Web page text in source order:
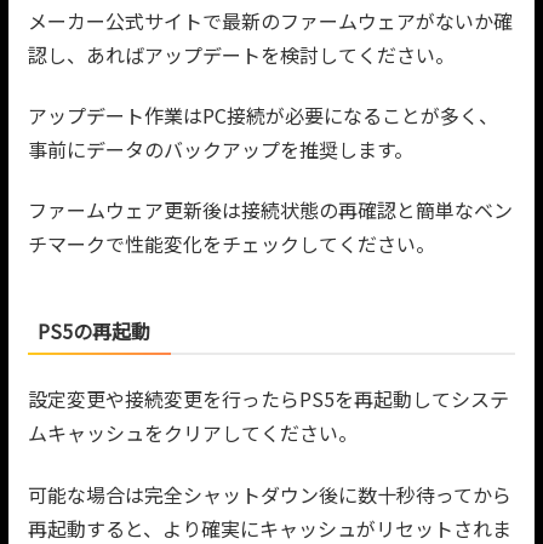
メーカー公式サイトで最新のファームウェアがないか確
認し、あればアップデートを検討してください。
アップデート作業はPC接続が必要になることが多く、
事前にデータのバックアップを推奨します。
ファームウェア更新後は接続状態の再確認と簡単なベン
チマークで性能変化をチェックしてください。
PS5の再起動
設定変更や接続変更を行ったらPS5を再起動してシステ
ムキャッシュをクリアしてください。
可能な場合は完全シャットダウン後に数十秒待ってから
再起動すると、より確実にキャッシュがリセットされま